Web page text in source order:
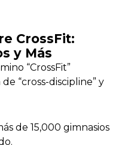
CrossFit:
y Más
“CrossFit”
“cross-discipline” y
de 15,000 gimnasios